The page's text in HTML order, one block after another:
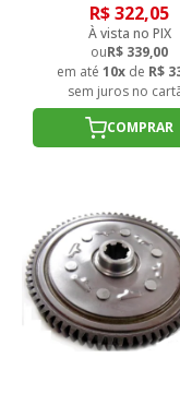
R$ 322,05
À vista no PIX
ouR$ 339,00
em até10x de R$
sem juros no
COMPRAR